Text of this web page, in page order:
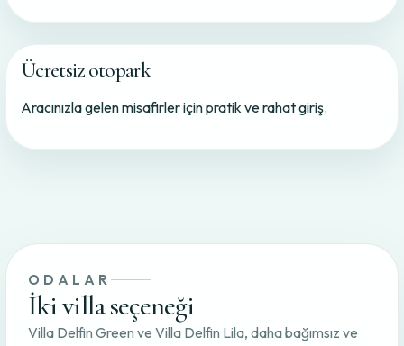
Ücretsiz otopark
Aracınızla gelen misafirler için pratik ve rahat giriş.
ODALAR
İki villa seçeneği
Villa Delfin Green ve Villa Delfin Lila, daha bağımsız ve